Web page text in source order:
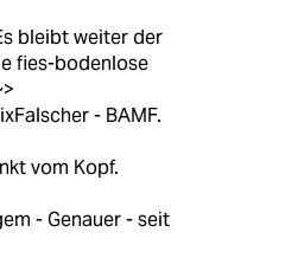
bleibt weiter der
fies-bodenlose
- BAMF.
vom Kopf.
- Genauer - seit